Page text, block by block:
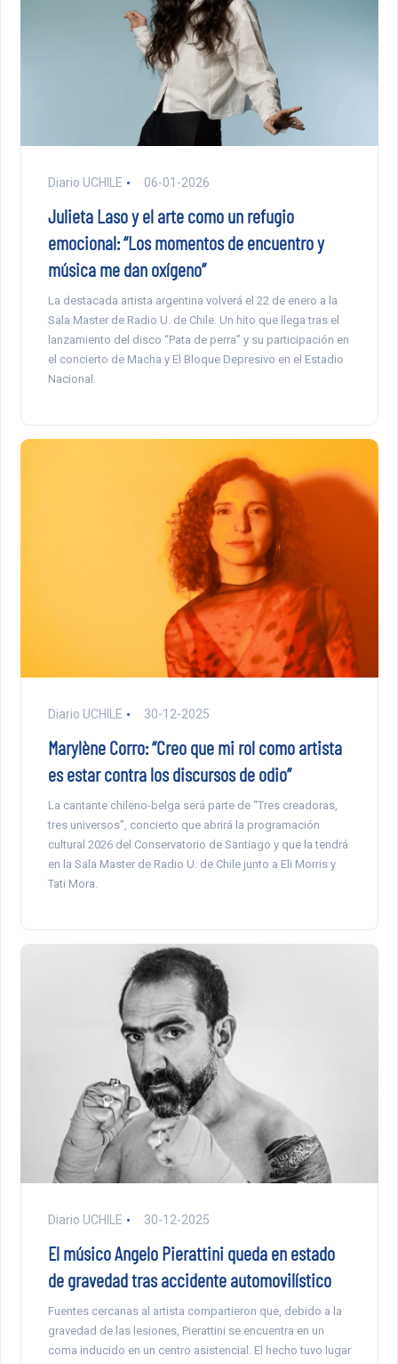
Diario UCHILE 06-01-2026
Julieta Laso y el arte como un refugio
emocional: “Los momentos de encuentro y
música me dan oxígeno”
La destacada artista argentina volverá el 22 de enero a la
Sala Master de Radio U. de Chile. Un hito que llega tras el
lanzamiento del disco “Pata de perra” y su participación en
el concierto de Macha y El Bloque Depresivo en el Estadio
Nacional.
Diario UCHILE 30-12-2025
Marylène Corro: “Creo que mi rol como artista
es estar contra los discursos de odio”
La cantante chileno-belga será parte de “Tres creadoras,
tres universos”, concierto que abrirá la programación
cultural 2026 del Conservatorio de Santiago y que la tendrá
en la Sala Master de Radio U. de Chile junto a Eli Morris y
Tati Mora.
Diario UCHILE 30-12-2025
El músico Angelo Pierattini queda en estado
de gravedad tras accidente automovilístico
Fuentes cercanas al artista compartieron que, debido a la
gravedad de las lesiones, Pierattini se encuentra en un
coma inducido en un centro asistencial. El hecho tuvo lugar